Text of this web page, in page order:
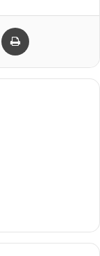
Compartilhar via e-mail